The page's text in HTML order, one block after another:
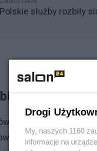
Polskie służby rozbiły
Rosji
uruchomiono m.in.
są artykuły,
Drogi
My, naszych 1160
informacje na